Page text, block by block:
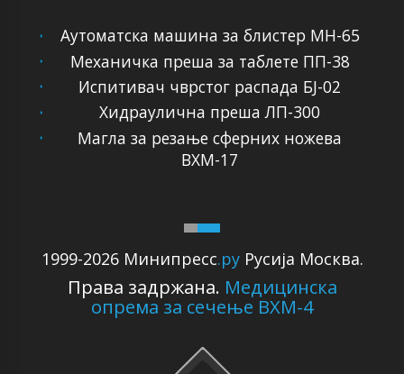
1999-2026 Минипресс.руРусија Москва.
Права задржана. Медицинска
опрема за сечење ВХМ-4
Аутоматска машина за блистер МН-65
Механичка преша за таблете ПП-38
Испитивач чврстог распада БЈ-02
Хидраулична преша ЛП-300
Магла за резање сферних ножева
ВХМ-17